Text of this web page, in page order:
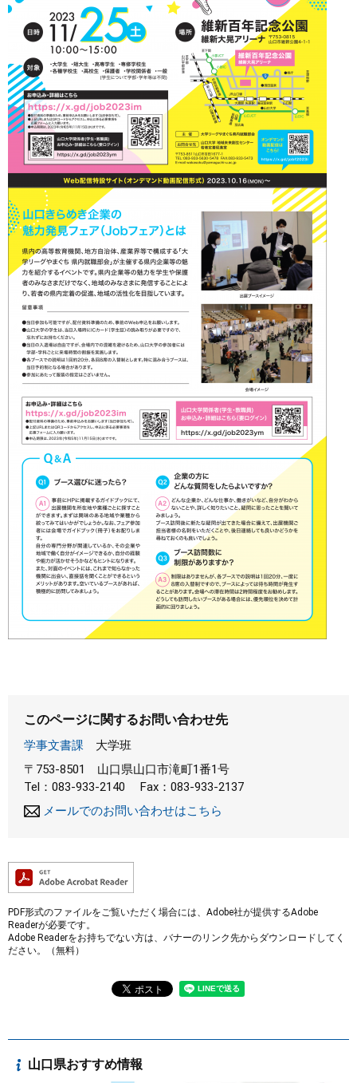
このページに関するお問い合わせ先
学事文書課
大学班
〒753-8501
山口県山口市滝町1番1号
Tel：083-933-2140
Fax：083-933-2137
メールでのお問い合わせはこちら
PDF形式のファイルをご覧いただく場合には、Adobe社が提供するAdobe
Readerが必要です。
Adobe Readerをお持ちでない方は、バナーのリンク先からダウンロードしてく
ださい。（無料）
山口県おすすめ情報